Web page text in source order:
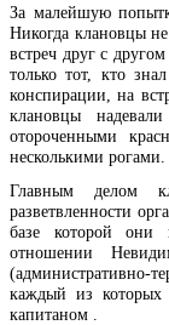
За малейшую
Никогда клановцы
встреч друг с
только тот, кто
конспирации, на
клановцы
отороченными
несколькими рогами.
Главным делом
разветвленности
базе которой они
отношении
(административно-
каждый из которых
капитаном .